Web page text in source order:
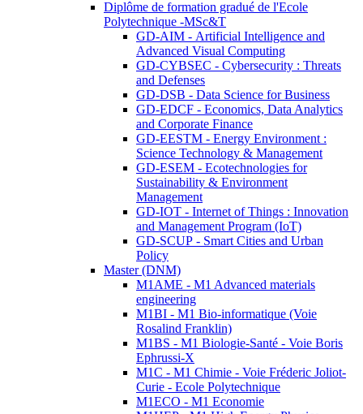
Diplôme de formation gradué de l'Ecole
Polytechnique -MSc&T
GD-AIM - Artificial Intelligence and
Advanced Visual Computing
GD-CYBSEC - Cybersecurity : Threats
and Defenses
GD-DSB - Data Science for Business
GD-EDCF - Economics, Data Analytics
and Corporate Finance
GD-EESTM - Energy Environment :
Science Technology & Management
GD-ESEM - Ecotechnologies for
Sustainability & Environment
Management
GD-IOT - Internet of Things : Innovation
and Management Program (IoT)
GD-SCUP - Smart Cities and Urban
Policy
Master (DNM)
M1AME - M1 Advanced materials
engineering
M1BI - M1 Bio-informatique (Voie
Rosalind Franklin)
M1BS - M1 Biologie-Santé - Voie Boris
Ephrussi-X
M1C - M1 Chimie - Voie Fréderic Joliot-
Curie - Ecole Polytechnique
M1ECO - M1 Economie